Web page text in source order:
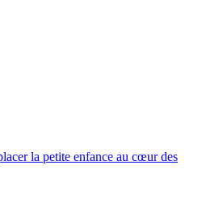
la petite enfance au cœur des